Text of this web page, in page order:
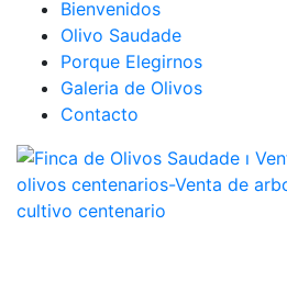
Bienvenidos
Olivo Saudade
Porque Elegirnos
Galeria de Olivos
Contacto